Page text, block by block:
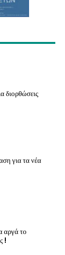
για τα νέα
αργά το
!